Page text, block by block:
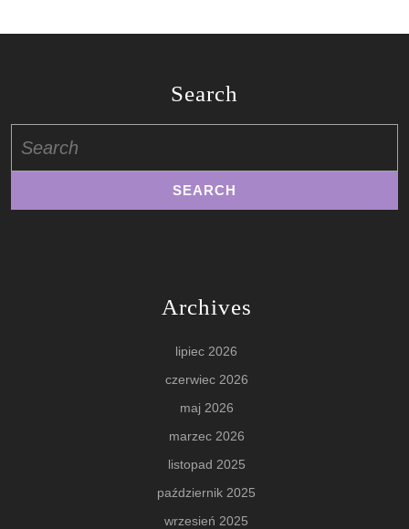
Search
for:
Archives
lipiec 2026
czerwiec 2026
maj 2026
marzec 2026
listopad 2025
październik 2025
wrzesień 2025